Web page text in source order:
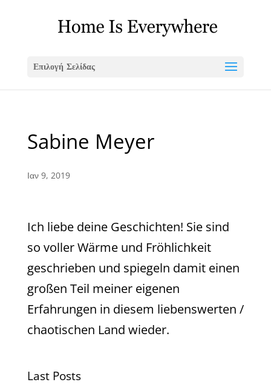
Επιλογή Σελίδας
Sabine Meyer
Ιαν 9, 2019
Ich liebe deine Geschichten! Sie sind
so voller Wärme und Fröhlichkeit
geschrieben und spiegeln damit einen
großen Teil meiner eigenen
Erfahrungen in diesem liebenswerten /
chaotischen Land wieder.
Last Posts